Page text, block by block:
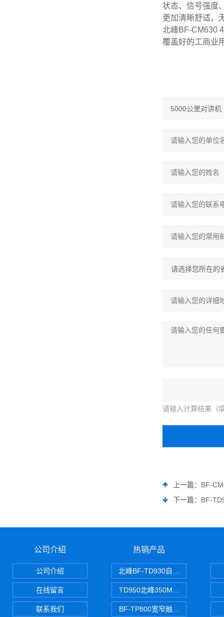
状态、信号强度
更加清晰舒适，
北峰BF-CM630
覆盖好的工商业
请输入计算结果（
上一篇： BF-
下一篇： BF-
公司介绍
公司介绍
在线留言
联系我们
热销产品
北峰BF-TD930自组网对讲机
TD950北峰350M对讲机 PDT数
BF-TP800宽窄融合对讲机